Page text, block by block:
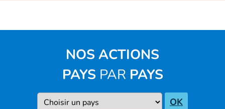
NOS ACTIONS
PAYSPAR PAYS
Pays OK